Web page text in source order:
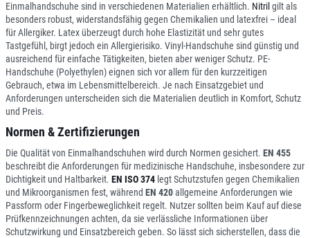
Einmalhandschuhe sind in verschiedenen Materialien erhältlich. Nitril gilt als
besonders robust, widerstandsfähig gegen Chemikalien und latexfrei – ideal
für Allergiker. Latex überzeugt durch hohe Elastizität und sehr gutes
Tastgefühl, birgt jedoch ein Allergierisiko. Vinyl-Handschuhe sind günstig und
ausreichend für einfache Tätigkeiten, bieten aber weniger Schutz. PE-
Handschuhe (Polyethylen) eignen sich vor allem für den kurzzeitigen
Gebrauch, etwa im Lebensmittelbereich. Je nach Einsatzgebiet und
Anforderungen unterscheiden sich die Materialien deutlich in Komfort, Schutz
und Preis.
Normen & Zertifizierungen
Die Qualität von Einmalhandschuhen wird durch Normen gesichert. EN 455
beschreibt die Anforderungen für medizinische Handschuhe, insbesondere zur
Dichtigkeit und Haltbarkeit. EN ISO 374legt Schutzstufen gegen Chemikalien
und Mikroorganismen fest, während EN 420allgemeine Anforderungen wie
Passform oder Fingerbeweglichkeit regelt. Nutzer sollten beim Kauf auf diese
Prüfkennzeichnungen achten, da sie verlässliche Informationen über
Schutzwirkung und Einsatzbereich geben. So lässt sich sicherstellen, dass die